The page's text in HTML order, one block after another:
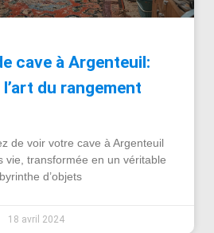
cave à Argenteuil:
du rangement
de voir votre cave à Argenteuil
vie, transformée en un véritable
d’objets
18 avril 2024